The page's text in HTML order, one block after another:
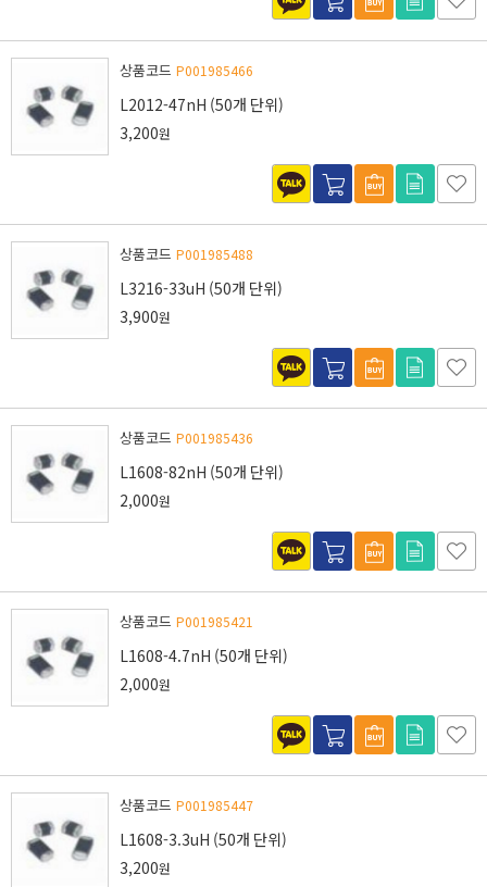
상품코드 P001985466
L2012-47nH (50개 단위)
3,200원
상품코드 P001985488
L3216-33uH (50개 단위)
3,900원
상품코드 P001985436
L1608-82nH (50개 단위)
2,000원
상품코드 P001985421
L1608-4.7nH (50개 단위)
2,000원
상품코드 P001985447
L1608-3.3uH (50개 단위)
3,200원